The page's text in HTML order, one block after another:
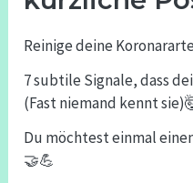
Reinige deine
7 subtile Signale, dass
(Fast niemand kennt
Du möchtest einmal
🤝💪